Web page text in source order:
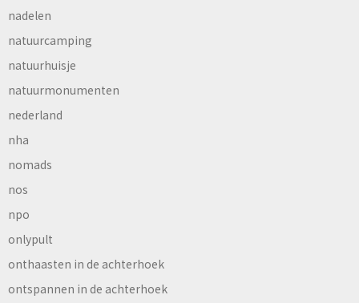
nadelen
natuurcamping
natuurhuisje
natuurmonumenten
nederland
nha
nomads
nos
npo
onlypult
onthaasten in de achterhoek
ontspannen in de achterhoek